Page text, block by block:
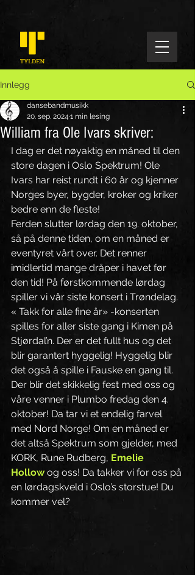
Innlegg
William fra Ole Ivars skriver:
dansebandmusikk
20. sep. 2024 1 min lesing
I dag er det nøyaktig en måned til den
store dagen i Oslo Spektrum! Ole
Ivars har reist rundt i 60 år og kjenner
Norges byer, bygder, kroker og kriker
bedre enn de fleste!
Ferden slutter lørdag den 19. oktober,
så på denne tiden, om en måned er
eventyret vårt over. Det renner
imidlertid mange dråper i havet før
den tid! På førstkommende lørdag
spiller vi vår siste konsert i Trøndelag.
« Takk for alle fine år» -konserten
spilles for aller siste gang i Kimen på
Stjørdal’n. Der er det fullt hus og det
blir garantert hyggelig! Hyggelig blir
det også å spille i Fauske en gang til.
Der blir det skikkelig fest med oss og
våre venner i Plumbo fredag den 4.
oktober! Da tar vi et endelig farvel
med Nord Norge! Om en måned er
det altså Spektrum som gjelder, med
KORK, Rune Rudberg, Emelie
Hollow og oss! Da takker vi for oss på
en lørdagskveld i Oslo’s storstue! Du
kommer vel?